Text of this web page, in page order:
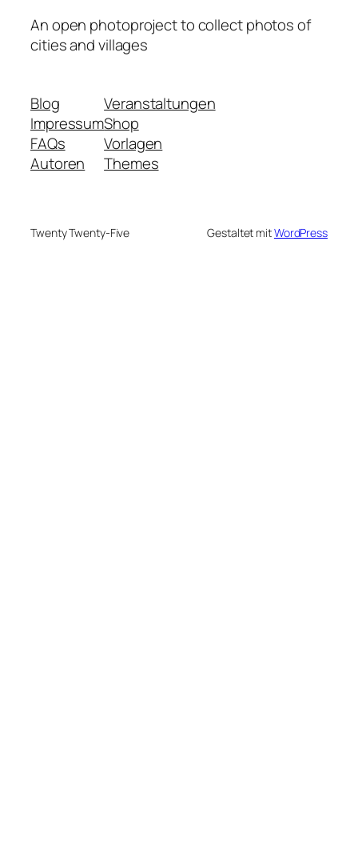
An open photoproject to collect photos of
cities and villages
Blog
Impressum
FAQs
Autoren
Veranstaltungen
Shop
Vorlagen
Themes
Twenty Twenty-Five Gestaltet mitWordPress